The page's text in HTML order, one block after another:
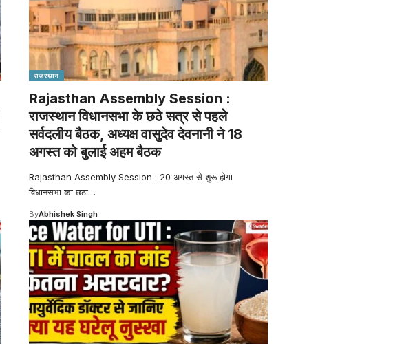
राजस्थान
Rajasthan Assembly Session :
राजस्थान विधानसभा के छठे सत्र से पहले
सर्वदलीय बैठक, अध्यक्ष वासुदेव देवनानी ने 18
अगस्त को बुलाई अहम बैठक
Rajasthan Assembly Session : 20 अगस्त से शुरू होगा
विधानसभा का छठा…
ByAbhishek Singh